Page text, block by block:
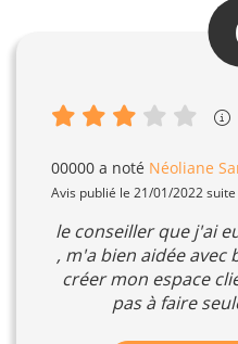
00000 a noté Néoliane
Avis publié le 21/01/2022
le conseiller que j'ai
, m'a bien aidée avec
créer mon espace
pas à faire